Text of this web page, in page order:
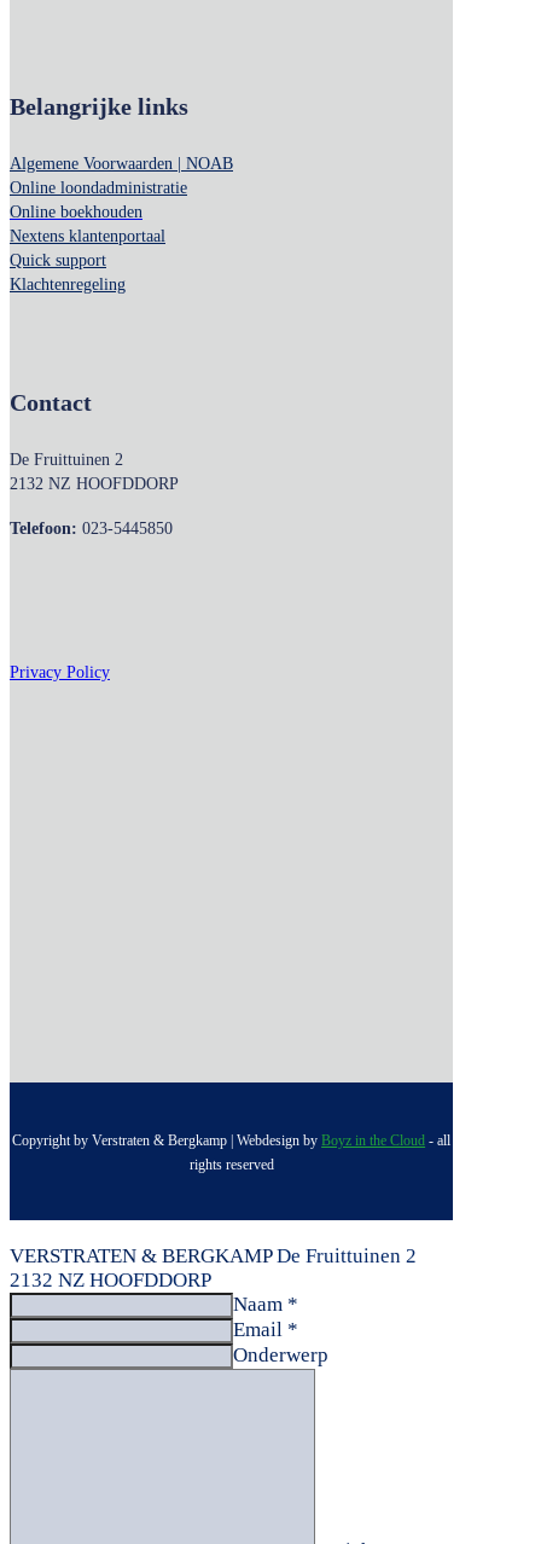
Belangrijke links
Algemene Voorwaarden | NOAB
Online loondadministratie
Online boekhouden
Nextens klantenportaal
Quick support
Klachtenregeling
Contact
De Fruittuinen 2
2132 NZ HOOFDDORP
Telefoon: 023-5445850
Privacy Policy
Copyright by Verstraten & Bergkamp | Webdesign byBoyz in the Cloud - all
rights reserved
VERSTRATEN & BERGKAMP De Fruittuinen 2
2132 NZ HOOFDDORP
Naam *
Email *
Onderwerp